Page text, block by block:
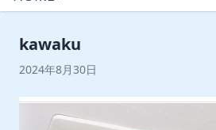
kawaku
2024年8月30日